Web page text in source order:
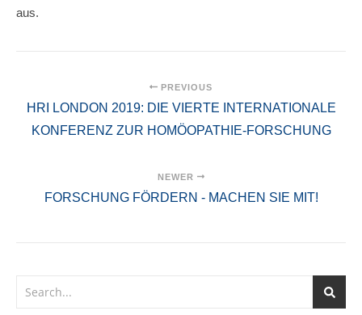
aus.
PREVIOUS
HRI LONDON 2019: DIE VIERTE INTERNATIONALE
KONFERENZ ZUR HOMÖOPATHIE-FORSCHUNG
NEWER
FORSCHUNG FÖRDERN - MACHEN SIE MIT!